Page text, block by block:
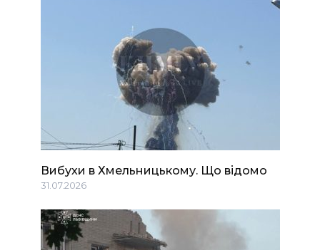
Вибухи в Хмельницькому. Що відомо
31.07.2026